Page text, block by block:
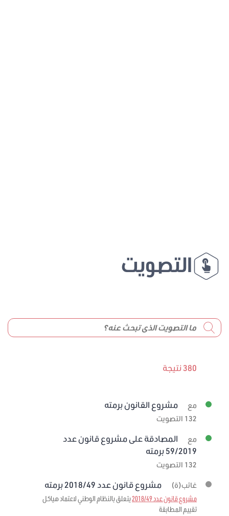
التصويت
380 نتيجة
مع مشروع القانون برمته
132 التصويت
مع
المصادقة على مشروع قانون عدد
59/2019 برمته
132 التصويت
غائب(ة) مشروع قانون عدد 2018/49 برمته
مشروع قانون عدد 2018/49
يتعلق بالنظام الوطني لاعتماد هياكل
تقييم المطابقة